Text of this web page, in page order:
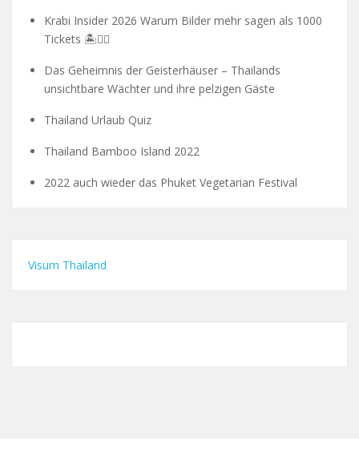
Krabi Insider 2026 Warum Bilder mehr sagen als 1000
Tickets 🏝️🧗‍♂️
Das Geheimnis der Geisterhäuser – Thailands
unsichtbare Wächter und ihre pelzigen Gäste
Thailand Urlaub Quiz
Thailand Bamboo Island 2022
2022 auch wieder das Phuket Vegetarian Festival
Visum Thailand